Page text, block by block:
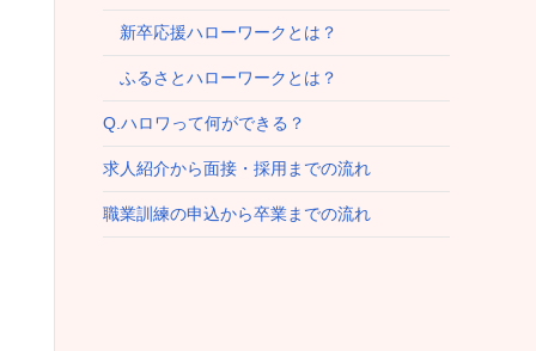
新卒応援ハローワークとは？
ふるさとハローワークとは？
Q.ハロワって何ができる？
求人紹介から面接・採用までの流れ
職業訓練の申込から卒業までの流れ